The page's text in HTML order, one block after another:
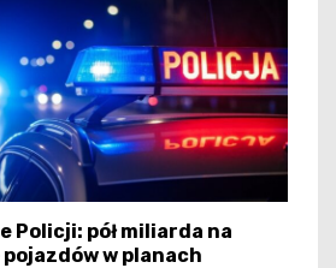
Policji: pół miliarda na
w planach